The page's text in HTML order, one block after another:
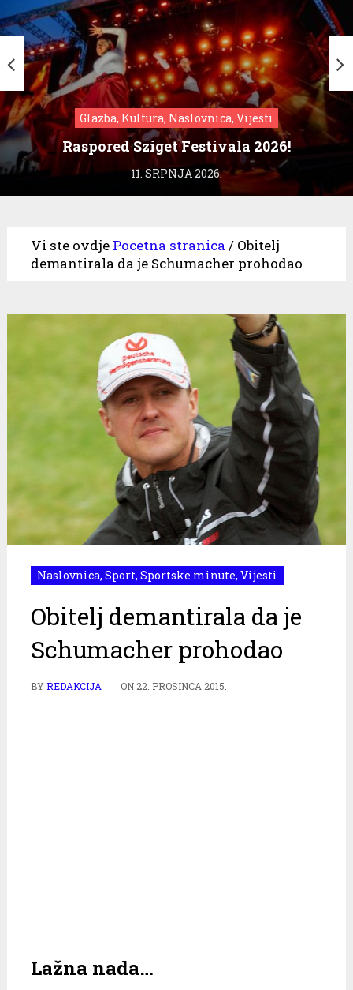
Glazba, Kultura, Naslovnica, Vijesti
Raspored Sziget Festivala 2026!
11. SRPNJA 2026.
Vi ste ovdje Pocetna stranica / Obitelj
demantirala da je Schumacher prohodao
Naslovnica, Sport, Sportske minute, Vijesti
Obitelj demantirala da je
Schumacher prohodao
BYREDAKCIJA ON 22. PROSINCA 2015.
Lažna nada…